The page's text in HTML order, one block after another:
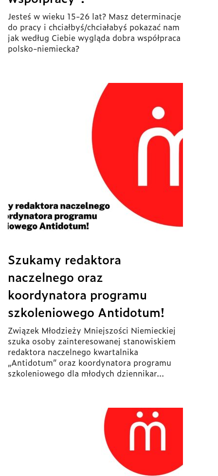
Jesteś w wieku 15-26 lat? Masz determinacje
do pracy i chciałbyś/chciałabyś pokazać nam
jak według Ciebie wygląda dobra współpraca
polsko-niemiecka?
Szukamy redaktora
naczelnego oraz
koordynatora programu
szkoleniowego Antidotum!
Związek Młodzieży Mniejszości Niemieckiej
szuka osoby zainteresowanej stanowiskiem
redaktora naczelnego kwartalnika
„Antidotum” oraz koordynatora programu
szkoleniowego dla młodych dziennikar...